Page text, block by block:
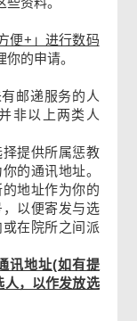
便+」进行数码
的申请。
邮递服务的人
非以上两类人
提供所属惩教
的通讯地址。
地址作为你的
以便寄发与选
在院所之间派
讯地址(如有提
人，以作发放选